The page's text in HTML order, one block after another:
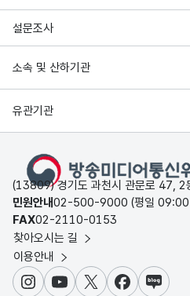
설문조사
소속 및 산하기관
유관기관
(13809) 경기도 과천시 관문로 47, 2
민원안내02-500-9000 (평일 09:00
FAX02-2110-0153
찾아오시는 길
이용안내
인스타그램
유튜브X 페이스북
블로그